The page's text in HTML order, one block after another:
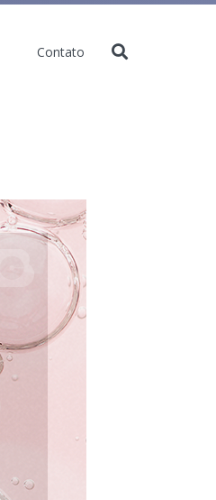
Contato